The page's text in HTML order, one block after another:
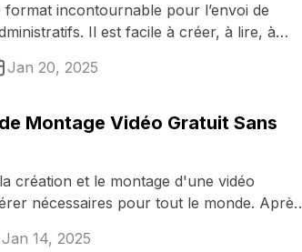
format incontournable pour l’envoi de
Il est facile à créer, à lire, à
...
Jan 20, 2025
Montage Vidéo Gratuit Sans
création et le montage d'une vidéo
nécessaires pour tout le monde. Après
...
Jan 14, 2025